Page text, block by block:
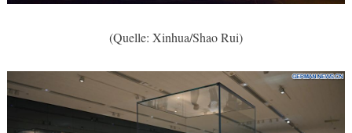
(Quelle: Xinhua/Shao Rui)